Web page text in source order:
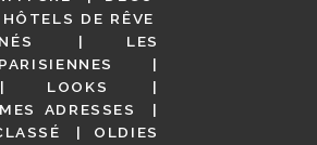
HÔTELS DE RÊVE
LES
LOOKS
MES ADRESSES
OLDIES